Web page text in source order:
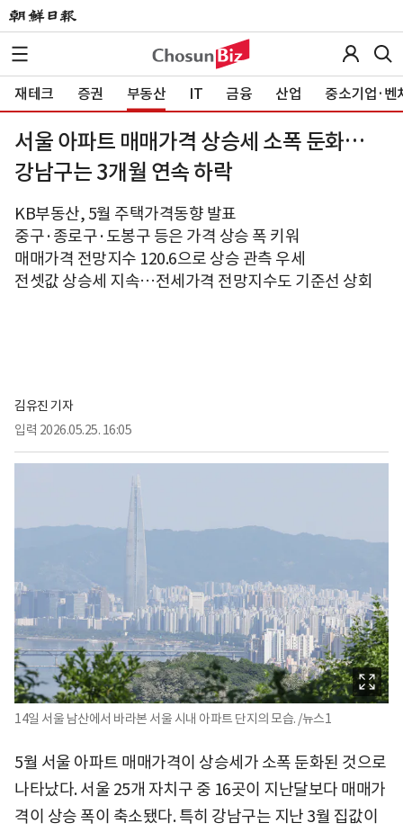
재테크 증권 부동산 IT 금융 산업 중소기업·벤
서울 아파트 매매가격 상승세 소폭 둔화…
강남구는 3개월 연속 하락
KB부동산, 5월 주택가격동향 발표
중구·종로구·도봉구 등은 가격 상승 폭 키워
매매가격 전망지수 120.6으로 상승 관측 우세
전셋값 상승세 지속…전세가격 전망지수도 기준선 상회
김유진 기자
입력 2026.05.25. 16:05
14일 서울 남산에서 바라본 서울 시내 아파트 단지의 모습. /뉴스1
5월 서울 아파트 매매가격이 상승세가 소폭 둔화된 것으로
나타났다. 서울 25개 자치구 중 16곳이 지난달보다 매매가
격이 상승 폭이 축소됐다. 특히 강남구는 지난 3월 집값이